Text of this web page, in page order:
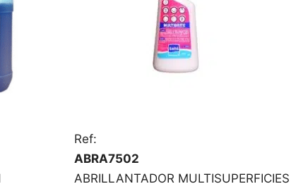
Ref:
ABRA7502
ABRILLANTADOR MULTISUPERFICIES